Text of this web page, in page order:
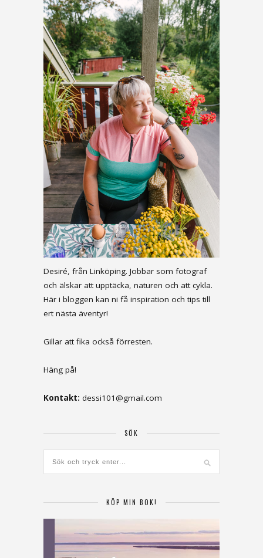
Desiré, från Linköping. Jobbar som fotograf
och älskar att upptäcka, naturen och att cykla.
Här i bloggen kan ni få inspiration och tips till
ert nästa äventyr!
Gillar att fika också förresten.
Häng på!
Kontakt: dessi101@gmail.com
SÖK
KÖP MIN BOK!